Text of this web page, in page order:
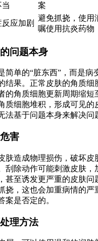
案
应加剧
避免抓挠，使用
嘱使用抗炎药物
问题本身
简单的“脏东西”，而是病
结果。正常皮肤的角质细
的角质细胞更新周期缩短
质细胞堆积，形成可见的
法基于问题本身来解决问
害
肤造成物理损伤，破坏皮
刮除动作可能刺激皮肤，
甚至诱发更严重的皮肤问
挠，这也会加重病情的严
案是否定的。
理方法